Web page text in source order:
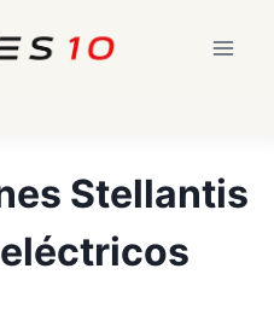
Stellantis